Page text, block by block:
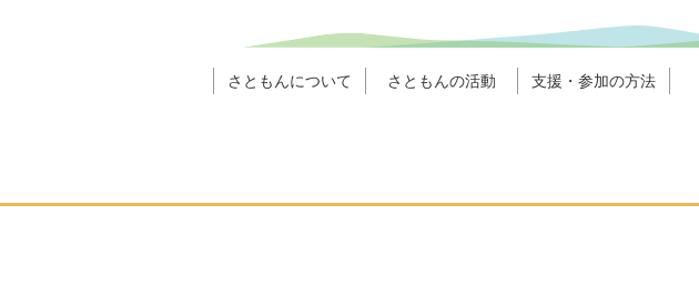
さともんについて さともんの活動 支援・参加の方法